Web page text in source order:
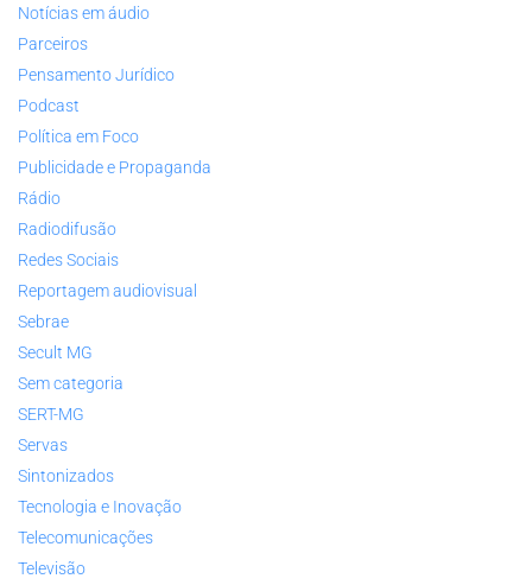
Notícias em áudio
Parceiros
Pensamento Jurídico
Podcast
Política em Foco
Publicidade e Propaganda
Rádio
Radiodifusão
Redes Sociais
Reportagem audiovisual
Sebrae
Secult MG
Sem categoria
SERT-MG
Servas
Sintonizados
Tecnologia e Inovação
Telecomunicações
Televisão